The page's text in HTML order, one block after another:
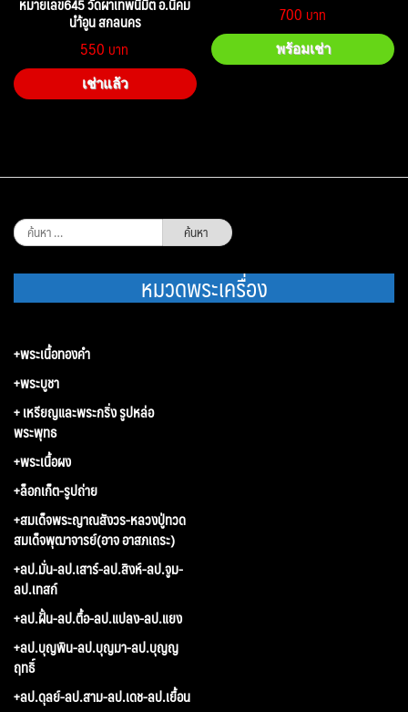
นำ้อูน สกลนคร
550
เช่าแล้ว
700
พร้อมเช่า
ค้นหา
สำหรับ:
หมวดพระเครื่อง
+พระเนื้อทองคำ
+พระบูชา
+ เหรียญและพระกริ่ง รูปหล่อ
พระพุทธ
+พระเนื้อผง
+ล็อกเก็ต-รูปถ่าย
+สมเด็จพระญาณสังวร-หลวงปู่ทวด
สมเด็จพุฒาจารย์(อาจ อาสภเถระ)
+ลป.มั่น-ลป.เสาร์-ลป.สิงห์-ลป.จูม-
ลป.เทสก์
+ลป.ฝั้น-ลป.ตื้อ-ลป.แปลง-ลป.แยง
+ลป.บุญพิน-ลป.บุญมา-ลป.บุญญ
ฤทธิ์
+ลป.ดุลย์-ลป.สาม-ลป.เดช-ลป.เยื้อน